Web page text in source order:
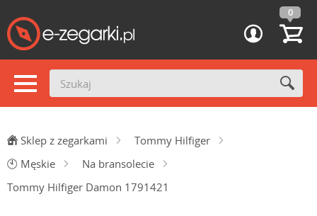
0
Sklep z zegarkami
Tommy Hilfiger
🕙 Męskie
Na bransolecie
Tommy Hilfiger Damon 1791421